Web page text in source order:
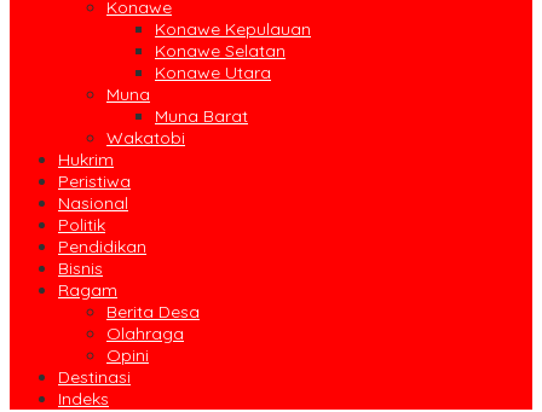
Konawe
Konawe Kepulauan
Konawe Selatan
Konawe Utara
Muna
Muna Barat
Wakatobi
Hukrim
Peristiwa
Nasional
Politik
Pendidikan
Bisnis
Ragam
Berita Desa
Olahraga
Opini
Destinasi
Indeks